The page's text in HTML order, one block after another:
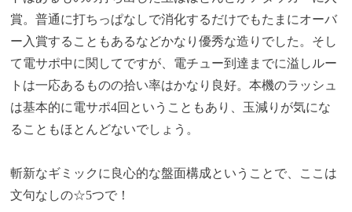
賞。普通に打ちっぱなしで消化するだけでもたまにオーバ
ー入賞することもあるなどかなり優秀な造りでした。そし
て電サポ中に関してですが、電チュー到達までに溢しルー
トは一応あるものの拾い率はかなり良好。本機のラッシュ
は基本的に電サポ4回ということもあり、玉減りが気にな
ることもほとんどないでしょう。
斬新なギミックに良心的な盤面構成ということで、ここは
文句なしの☆5つで！